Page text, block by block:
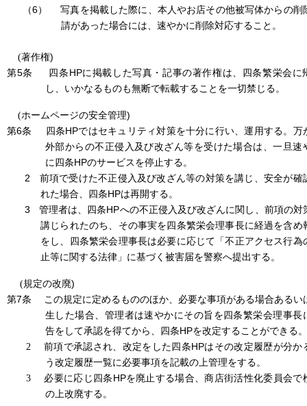
（6）
写真を掲載した際に、本人やお店その他被写体からの削
請があった場合には、速やかに削除対応すること。
(著作権)
第5条
四条 HPに掲載した写真・記事の著作権は、四条繁栄会に
し、いかなるものも無断で転載することを一切禁じる。
(ホームページの安全管理)
第6条
四条HPではセキュリティ対策を十分に行い、運用する。万
外部からの不正侵入及び改ざん等を受けた場合は、一旦速
に四条HPのサービスを停止する。
2
前項で受けた不正侵入及び改ざん等の対策を講じ、安全が確
れた場合、四条HPは再開する。
3 管理者は、四条HPへの不正侵入及び改ざんに関し、前項の対
講じられたのち、その事実を四条繁栄会理事長に経過を含め
をし、四条繁栄会理事長は必要に応じて「不正アクセス行為
止等に関する法律」に基づく被害届を警察へ提出する。
(規定の改廃)
第7条
この規定に定めるもののほか、必要な事項がある場合あるい
生した場合、管理者は速やかにその旨を四条繁栄会理事長
告をして承認を得てから、四条HPを改定することができる。
2
前項で承認され、改定をした四条HPはその改定履歴が分か
う改定履歴一覧に必要事項を記載の上管理をする。
3 必要に応じ四条 HPを廃止する場合、商店街活性化委員会で
の上改廃する。